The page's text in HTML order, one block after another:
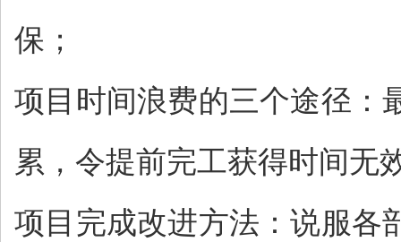
保；
项目时间浪费的三个途径：
累，令提前完工获得时间无
项目完成改进方法：说服各